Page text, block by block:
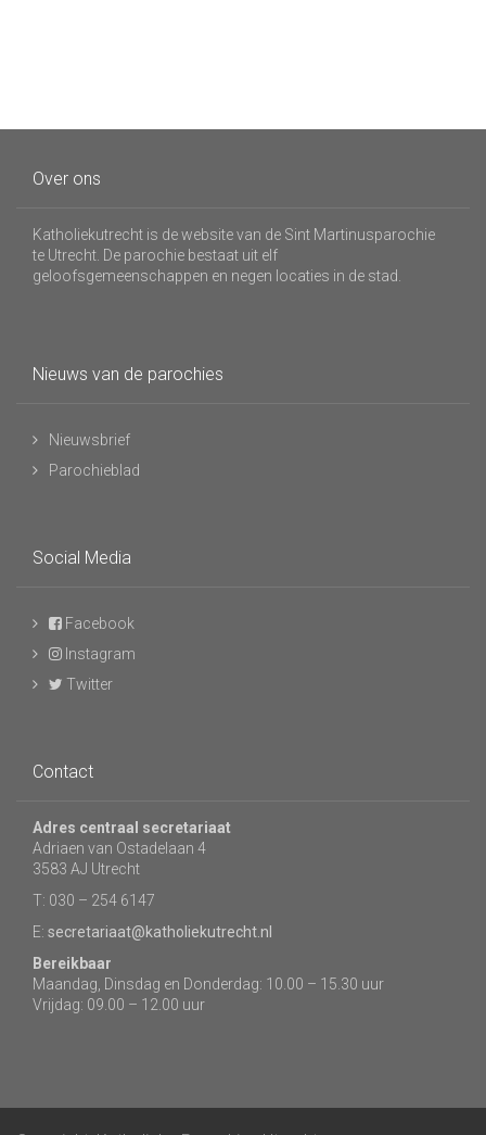
Over ons
Katholiekutrecht is de website van de Sint Martinusparochie
te Utrecht. De parochie bestaat uit elf
geloofsgemeenschappen en negen locaties in de stad.
Nieuws van de parochies
Nieuwsbrief
Parochieblad
Social Media
Facebook
Instagram
Twitter
Contact
Adres centraal secretariaat
Adriaen van Ostadelaan 4
3583 AJ Utrecht
T: 030 – 254 6147
E: secretariaat@katholiekutrecht.nl
Bereikbaar
Maandag, Dinsdag en Donderdag: 10.00 – 15.30 uur
Vrijdag: 09.00 – 12.00 uur